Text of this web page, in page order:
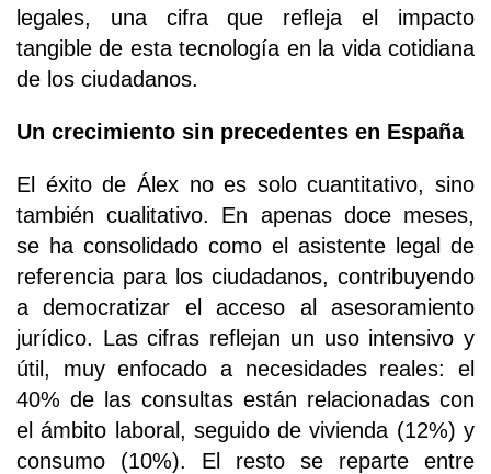
legales, una cifra que refleja el impacto
tangible de esta tecnología en la vida cotidiana
de los ciudadanos.
Un crecimiento sin precedentes en España
El éxito de Álex no es solo cuantitativo, sino
también cualitativo. En apenas doce meses,
se ha consolidado como el asistente legal de
referencia para los ciudadanos, contribuyendo
a democratizar el acceso al asesoramiento
jurídico. Las cifras reflejan un uso intensivo y
útil, muy enfocado a necesidades reales: el
40% de las consultas están relacionadas con
el ámbito laboral, seguido de vivienda (12%) y
consumo (10%). El resto se reparte entre